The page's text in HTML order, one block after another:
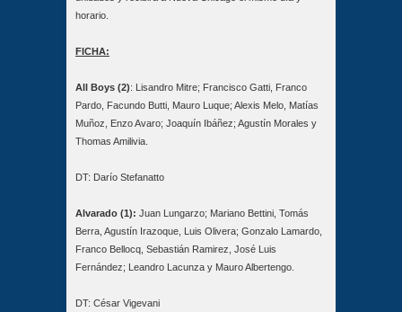
horario.
FICHA:
All Boys (2): Lisandro Mitre; Francisco Gatti, Franco
Pardo, Facundo Butti, Mauro Luque; Alexis Melo, Matías
Muñoz, Enzo Avaro; Joaquín Ibáñez; Agustín Morales y
Thomas Amilivia.
DT: Darío Stefanatto
Alvarado (1): Juan Lungarzo; Mariano Bettini, Tomás
Berra, Agustín Irazoque, Luis Olivera; Gonzalo Lamardo,
Franco Bellocq, Sebastián Ramirez, José Luis
Fernández; Leandro Lacunza y Mauro Albertengo.
DT: César Vigevani